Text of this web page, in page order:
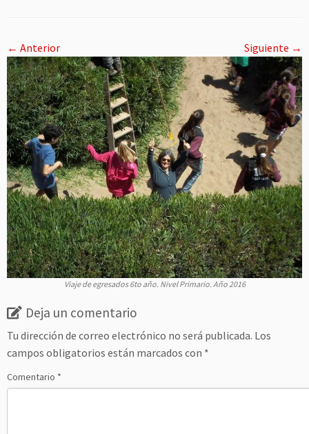
← Anterior Siguiente →
Viaje de egresados 6to año. Nivel Primario. Año 2016
Deja un comentario
Tu dirección de correo electrónico no será publicada. Los
campos obligatorios están marcados con *
Comentario *